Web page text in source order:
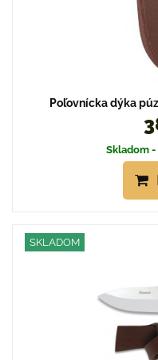
Poľovnícka dýka
Skladom -
SKLADOM